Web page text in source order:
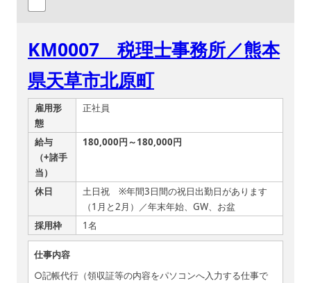
KM0007 税理士事務所／熊本
県天草市北原町
雇用形
態
正社員
給与
（+諸手
当）
180,000円～180,000円
休日
土日祝 ※年間3日間の祝日出勤日があります
（1月と2月）／年末年始、GW、お盆
採用枠
1名
仕事内容
○記帳代行（領収証等の内容をパソコンへ入力する仕事で